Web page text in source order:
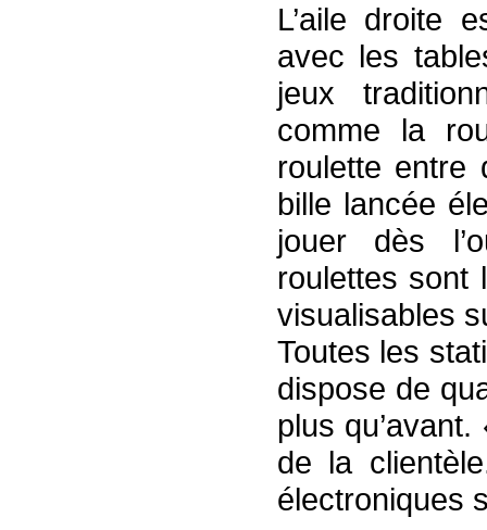
L’aile droite
avec les
jeux
comme la
roulette entre
bille lancée
jouer dès
roulettes sont
visualisables
Toutes les
dispose de
plus
de la
électroniques